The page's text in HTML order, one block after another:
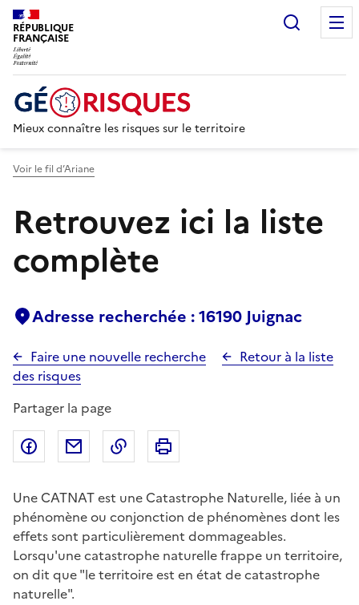
RÉPUBLIQUE
FRANÇAISE
Mieux connaître les risques sur le territoire
Voir le fil d’Ariane
Retrouvez ici la liste
complète
Adresse recherchée : 16190 Juignac
Faire une nouvelle recherche
Retour à la liste
des risques
Partager la page
Partager sur Facebook
Partager par emailCopier dans le presse-papier
Une CATNAT est une Catastrophe Naturelle, liée à un
phénomène ou conjonction de phénomènes dont les
effets sont particulièrement dommageables.
Lorsqu'une catastrophe naturelle frappe un territoire,
on dit que "le territoire est en état de catastrophe
naturelle".